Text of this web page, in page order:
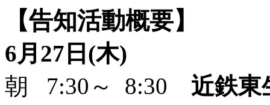
【告知活動概要】
6月27日(木)
朝 7:30～ 8:30 近鉄東